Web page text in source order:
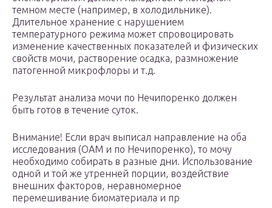
темном месте (например, в холодильнике).
Длительное хранение с нарушением
температурного режима может спровоцировать
изменение качественных показателей и физических
свойств мочи, растворение осадка, размножение
патогенной микрофлоры и т.д.
Результат анализа мочи по Нечипоренко должен
быть готов в течение суток.
Внимание! Если врач выписал направление на оба
исследования (ОАМ и по Нечипоренко), то мочу
необходимо собирать в разные дни. Использование
одной и той же утренней порции, воздействие
внешних факторов, неравномерное
перемешивание биоматериала и пр